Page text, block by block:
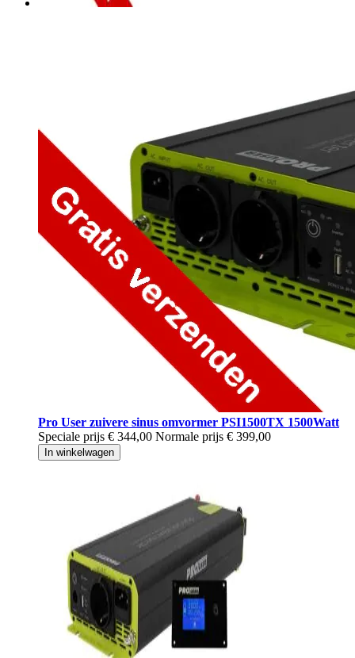
Pro User zuivere sinus omvormer PSI1500TX 1500Watt
Speciale prijs € 344,00 Normale prijs € 399,00
In winkelwagen